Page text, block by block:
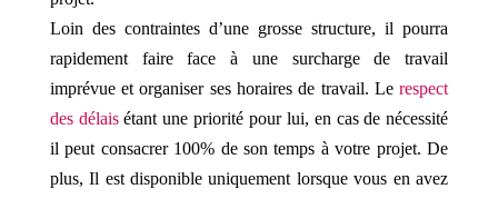
Loin des contraintes d’une grosse structure, il pourra
rapidement faire face à une surcharge de travail
imprévue et organiser ses horaires de travail. Lerespect
des délaisétant une priorité pour lui, en cas de nécessité
il peut consacrer 100% de son temps à votre projet. De
plus, Il est disponible uniquement lorsque vous en avez